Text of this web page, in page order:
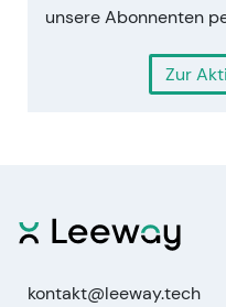
unsere Abonnenten
Zur
kontakt@leeway.tech